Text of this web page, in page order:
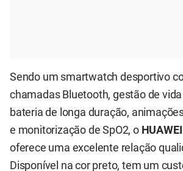
Sendo um smartwatch desportivo
chamadas Bluetooth, gestão de
bateria de longa duração,
e monitorização de SpO2, o
oferece uma excelente relação
Disponível na cor preto, tem um